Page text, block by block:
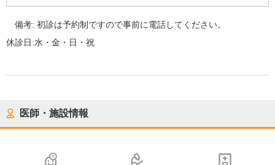
備考:初診は予約制ですので事前に電話してください。
休診日:水・金・日・祝
医師・施設情報